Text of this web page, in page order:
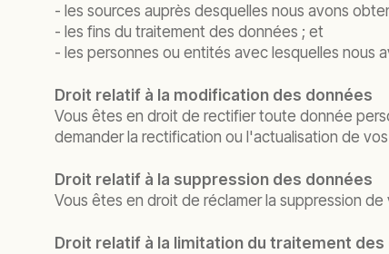
- les sources auprès desquelles nous avons
- les fins du traitement des données ; et
- les personnes ou entités avec lesquelles nous
Droit relatif à la modification des données
Vous êtes en droit de rectifier toute donnée
demander la rectification ou l'actualisation de
Droit relatif à la suppression des données
Vous êtes en droit de réclamer la suppression
Droit relatif à la limitation du traitement des